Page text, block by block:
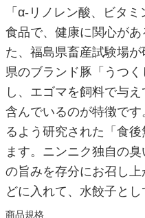
「α-リノレン酸、ビタ
食品で、健康に関心が
た、福島県畜産試験場
県のブランド豚「うつ
し、エゴマを飼料で与
含んでいるのが特徴で
るよう研究された「食
ます。ニンニク独自の
の旨みを存分にお召し
どに入れて、水餃子とし
商品規格